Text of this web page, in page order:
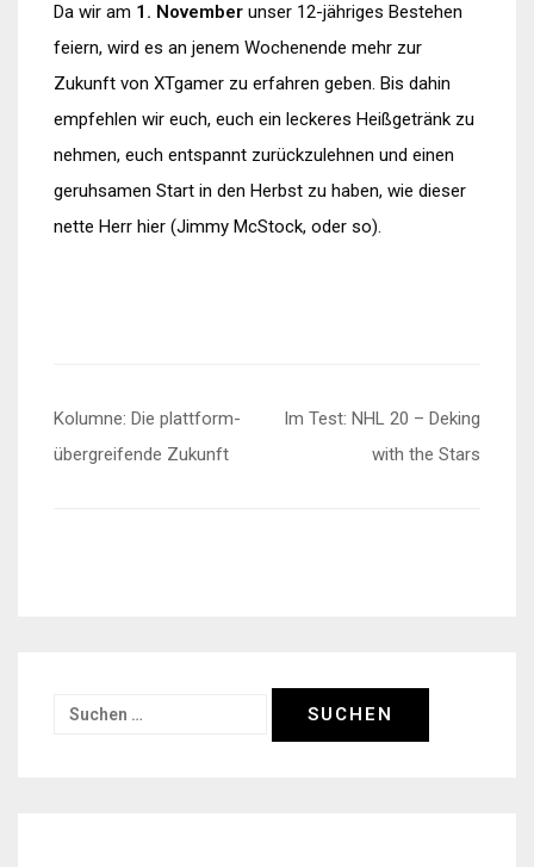
Da wir am 1. November unser 12-jähriges Bestehen
feiern, wird es an jenem Wochenende mehr zur
Zukunft von XTgamer zu erfahren geben. Bis dahin
empfehlen wir euch, euch ein leckeres Heißgetränk zu
nehmen, euch entspannt zurückzulehnen und einen
geruhsamen Start in den Herbst zu haben, wie dieser
nette Herr hier (Jimmy McStock, oder so).
Beitragsnavigation
Kolumne: Die plattform-
übergreifende Zukunft
Im Test: NHL 20 – Deking
with the Stars
Suchen